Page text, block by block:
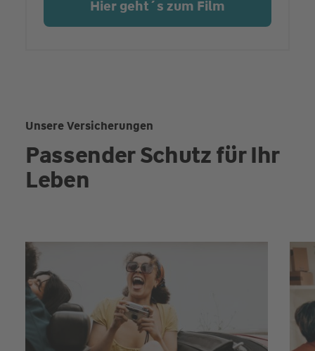
Hier geht´s zum Film
Unsere Versicherungen
Passender Schutz für Ihr
Leben